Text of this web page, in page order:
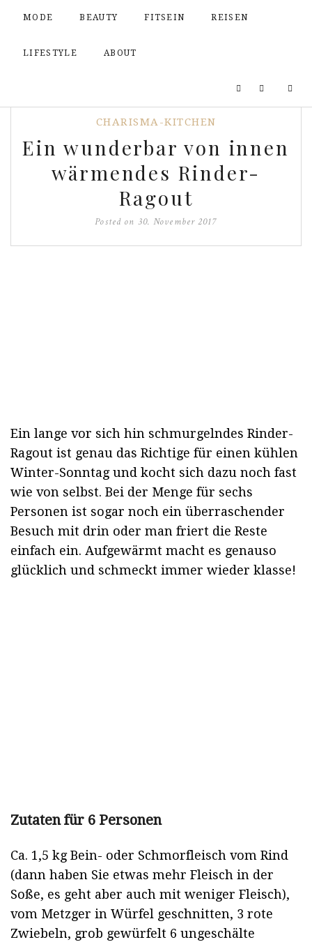
MODE BEAUTY FITSEIN REISEN
LIFESTYLE ABOUT
CHARISMA-KITCHEN
Ein wunderbar von innen
wärmendes Rinder-
Ragout
Posted on 30. November 2017
Ein lange vor sich hin schmurgelndes Rinder-
Ragout ist genau das Richtige für einen kühlen
Winter-Sonntag und kocht sich dazu noch fast
wie von selbst. Bei der Menge für sechs
Personen ist sogar noch ein überraschender
Besuch mit drin oder man friert die Reste
einfach ein. Aufgewärmt macht es genauso
glücklich und schmeckt immer wieder klasse!
Zutaten für 6 Personen
Ca. 1,5 kg Bein- oder Schmorfleisch vom Rind
(dann haben Sie etwas mehr Fleisch in der
Soße, es geht aber auch mit weniger Fleisch),
vom Metzger in Würfel geschnitten, 3 rote
Zwiebeln, grob gewürfelt 6 ungeschälte